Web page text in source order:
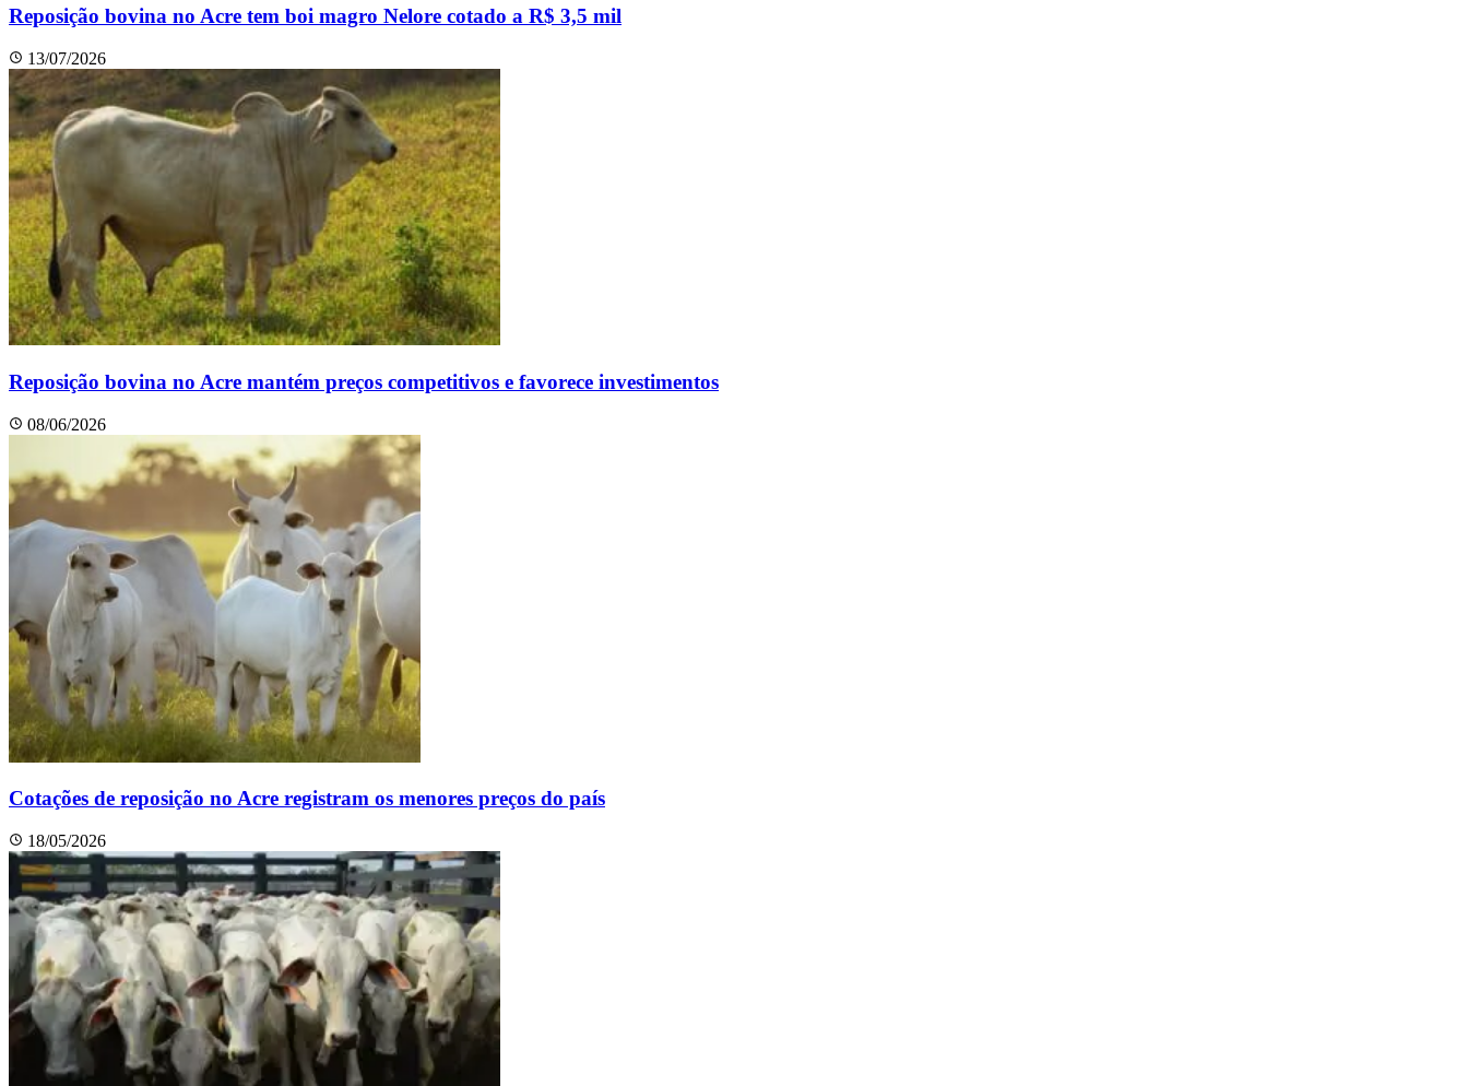
Reposição bovina no Acre tem boi magro Nelore cotado a R$ 3,5 mil
13/07/2026
Reposição bovina no Acre mantém preços competitivos e favorece investimentos
08/06/2026
Cotações de reposição no Acre registram os menores preços do país
18/05/2026